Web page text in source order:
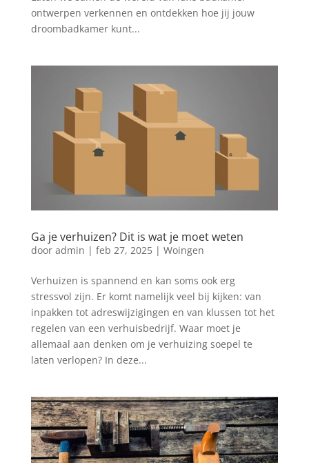
ontwerpen verkennen en ontdekken hoe jij jouw
droombadkamer kunt...
Ga je verhuizen? Dit is wat je moet weten
door admin | feb 27, 2025| Woingen
Verhuizen is spannend en kan soms ook erg
stressvol zijn. Er komt namelijk veel bij kijken: van
inpakken tot adreswijzigingen en van klussen tot het
regelen van een verhuisbedrijf. Waar moet je
allemaal aan denken om je verhuizing soepel te
laten verlopen? In deze...